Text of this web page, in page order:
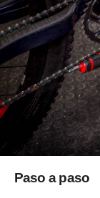
Paso a paso